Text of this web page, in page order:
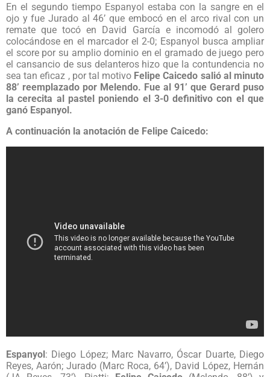
En el segundo tiempo Espanyol estaba con la sangre en el
ojo y fue Jurado al 46’ que embocó en el arco rival con un
remate que tocó en David García e incomodó al golero
colocándose en el marcador el 2-0; Espanyol busca ampliar
el score por su amplio dominio en el gramado de juego pero
el cansancio de sus delanteros hizo que la contundencia no
sea tan eficaz , por tal motivo Felipe Caicedo salió al minuto
88’ reemplazado por Melendo. Fue al 91’ que Gerard puso
la cerecita al pastel poniendo el 3-0 definitivo con el que
ganó Espanyol.
A continuación la anotación de Felipe Caicedo:
Espanyol: Diego López; Marc Navarro, Óscar Duarte, Diego
Reyes, Aarón; Jurado (Marc Roca, 64’), David López, Hernán